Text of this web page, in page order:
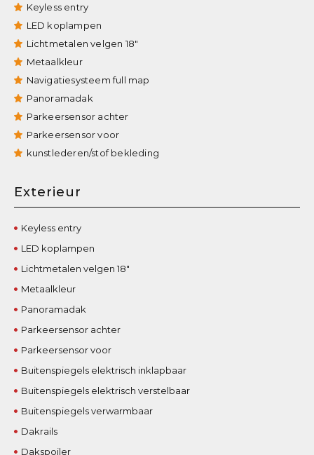
Keyless entry
LED koplampen
Lichtmetalen velgen 18"
Metaalkleur
Navigatiesysteem full map
Panoramadak
Parkeersensor achter
Parkeersensor voor
kunstlederen/stof bekleding
Exterieur
Keyless entry
LED koplampen
Lichtmetalen velgen 18"
Metaalkleur
Panoramadak
Parkeersensor achter
Parkeersensor voor
Buitenspiegels elektrisch inklapbaar
Buitenspiegels elektrisch verstelbaar
Buitenspiegels verwarmbaar
Dakrails
Dakspoiler